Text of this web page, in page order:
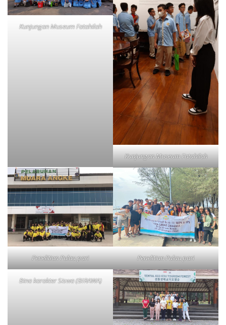
Kunjungan Museum Fatahilah
Kunjungan Museum Fatahilah
Penelitian Pulau pari Penelitian Pulau pari
Bina karakter Siswa (BIRAWA)